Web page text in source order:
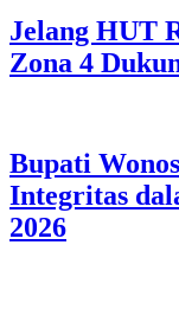
Jelang HUT
Zona 4
Bupati
Integritas
2026